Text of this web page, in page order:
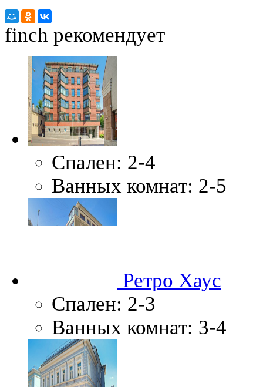
finch рекомендует
Спален: 2-4
Ванных комнат: 2-5
Ретро Хаус
Спален: 2-3
Ванных комнат: 3-4